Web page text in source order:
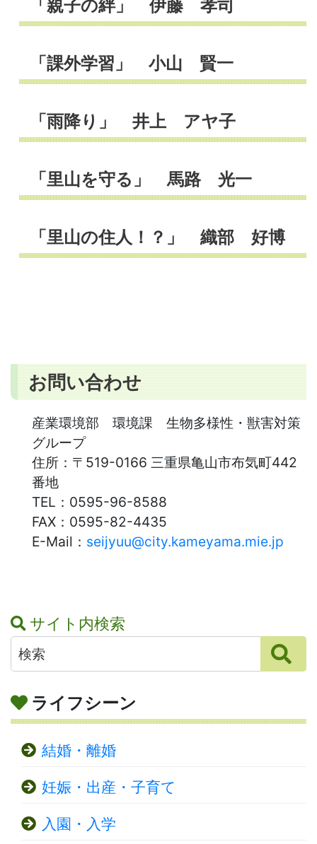
「親子の絆」 伊藤 孝司
「課外学習」 小山 賢一
「雨降り」 井上 アヤ子
「里山を守る」 馬路 光一
「里山の住人！？」 織部 好博
お問い合わせ
産業環境部 環境課 生物多様性・獣害対策
グループ
住所： 〒519-0166 三重県亀山市布気町442
番地
TEL： 0595-96-8588
FAX： 0595-82-4435
E-Mail： seijyuu@city.kameyama.mie.jp
サイト内検索
ライフシーン
結婚・離婚
妊娠・出産・子育て
入園・入学